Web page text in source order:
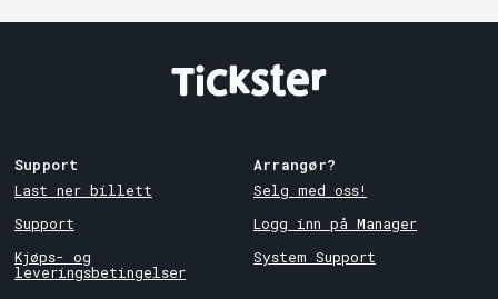
Support
Last ner billett
Support
Kjøps- og
leveringsbetingelser
Arrangør?
Selg med oss!
Logg inn på Manager
System Support